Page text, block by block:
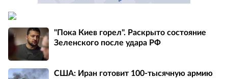
"Пока Киев горел". Раскрыто состояние
Зеленского после удара РФ
США: Иран готовит 100-тысячную армию